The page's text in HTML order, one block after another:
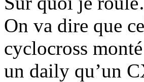
On va dire que
cyclocross
un daily qu’un